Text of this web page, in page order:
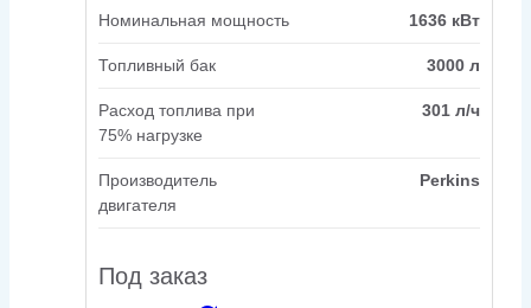
Номинальная мощность 1636 кВт
Топливный бак 3000 л
Расход топлива при
75% нагрузке
301 л/ч
Производитель
двигателя
Perkins
Под заказ